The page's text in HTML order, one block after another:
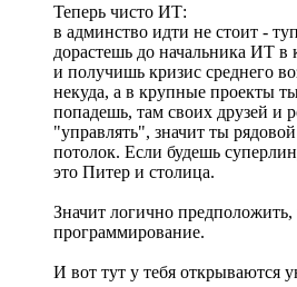
Теперь чисто ИТ:
в админство идти не стоит -
дорастешь до начальника ИТ в
и получишь кризис среднего
некуда, а в крупные
попадешь, там своих друзей и
"управлять", значит ты
потолок. Если будешь
это Питер и столица.
Значит логично
программирование.
И вот тут у тебя открываются